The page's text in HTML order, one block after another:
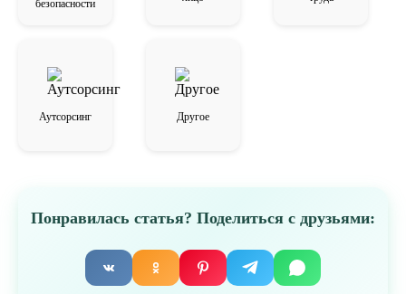
безопасности
Аутсорсинг Другое
Понравилась статья? Поделиться с друзьями: